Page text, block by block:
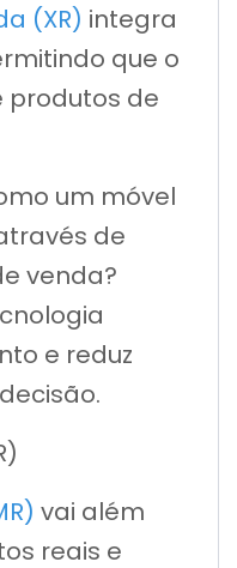
(XR) integra
que o
produtos de
um móvel
de
venda?
e reduz
vai além
reais e